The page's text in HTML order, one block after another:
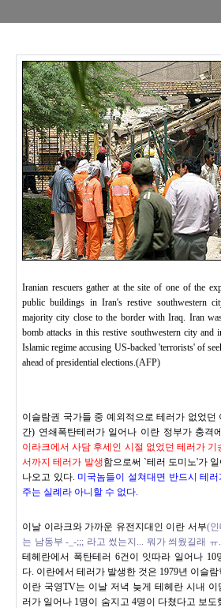
Iranian rescuers gather at the site of one of the
public buildings in Iran's restive southwestern
majority city close to the border with Iraq. Iran
bomb attacks in this restive southwestern city and
Islamic regime accusing US-backed 'terrorists' of
ahead of presidential elections.(AFP)
이슬람권 국가들 중 예외적으로 테러가 없었던
간) 연쇄폭탄테러가 일어나 이란 정부가 충격
이라크에서 사담 후세인 시절 없었던 테러가 기
서까지 테러가 발생함으로써 `테러 도미노'가
나오고 있다. 미국놈들이 설쳐대면 반드시 테
주는 실례라 아니할 수 없다.
이날 이라크와 가까운 유전지대인 이란 서부(인
는 남동부 -_-;;; 라고 썼는지... 뭐가 씌웠길래 ㅠ
테헤란에서 폭탄테러 6건이 잇따라 일어나 10
다. 이란에서 테러가 발생한 것은 1979년 이슬
이란 국영TV는 이날 저녁 늦게 테헤란 시내 이
러가 일어나 1명이 숨지고 4명이 다쳤다고 보